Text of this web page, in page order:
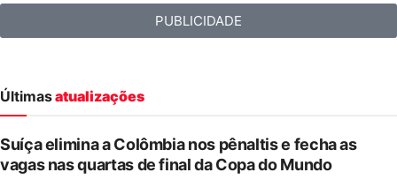
PUBLICIDADE
Últimasatualizações
Suíça elimina a Colômbia nos pênaltis e fecha as
vagas nas quartas de final da Copa do Mundo